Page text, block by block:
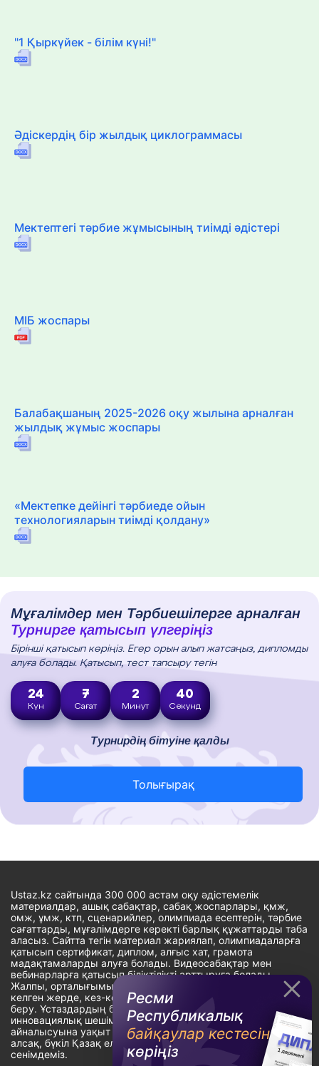
Ресми
Республикалық
байқаулар кестесін
көріңіз
"1 Қыркүйек - білім күні!"
Әдіскердің бір жылдық циклограммасы
Мектептегі тәрбие жұмысының тиімді әдістері
МІБ жоспары
Балабақшаның 2025-2026 оқу жылына арналған
жылдық жұмыс жоспары
«Мектепке дейінгі тәрбиеде ойын
технологияларын тиімді қолдану»
Мұғалімдер мен Тәрбиешілерге арналған
Турнирге қатысып үлгеріңіз
Бірінші қатысып көріңіз. Егер орын алып жатсаңыз, дипломды
алуға болады. Қатысып, тест тапсыру тегін
24
Күн
7
Сағат
2
Минут
39
Секунд
Турнирдің бітуіне қалды
Толығырақ
Ustaz.kz сайтында 300 000 астам оқу әдістемелік
материалдар, ашық сабақтар, сабақ жоспарлары, қмж,
омж, ұмж, ктп, сценарийлер, олимпиада есептерін, тәрбие
сағаттарды, мұғалімдерге керекті барлық құжаттарды таба
аласыз. Сайтта тегін материал жариялап, олимпиадаларға
қатысып сертификат, диплом, алғыс хат, грамота
мадақтамаларды алуға болады. Видеосабақтар мен
вебинарларға қатысып біліктілікті арттыруға болады.
Жалпы, орталығымыздың басты мақсаты: ұстаздарға кез-
келген жерде, кез-келген уақытта білім алуына мүмкіндік
беру. Ұстаздардың барлық өзекті мәселелеріне
инновациялық шешім тауып, шығармашылық жұмыспен
айналысуына уақыт сыйлау. «Ұстаздарға сапалы білім бере
алсақ, бүкіл Қазақ еліне білім бере аламыз» - деген
сенімдеміз.